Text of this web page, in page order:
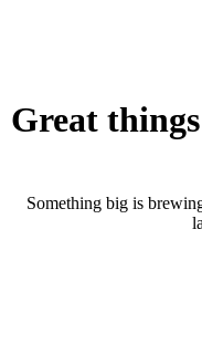
Great
Something big is